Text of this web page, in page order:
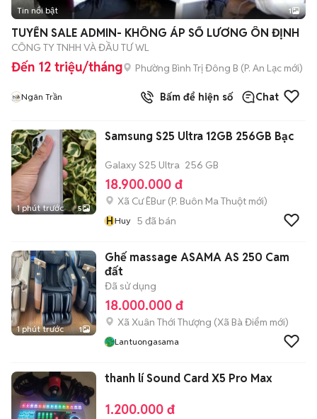
Tin nổi bật 1
TUYỂN SALE ADMIN- KHÔNG ÁP SỐ LƯƠNG ÔN ĐỊNH
CÔNG TY TNHH VÀ ĐẦU TƯ WL
Đến 12 triệu/tháng Phường Bình Trị Đông B (P. An Lạc mới)
Ngân Trần Bấm để hiện số Chat
1 phút trước 5
Samsung S25 Ultra 12GB 256GB Bạc
Galaxy S25 Ultra 256 GB
18.900.000 đ
Xã Cư ÊBur (P. Buôn Ma Thuột mới)
HHuy 5 đã bán
1 phút trước 1
Ghế massage ASAMA AS 250 Cam
đất
Đã sử dụng
18.000.000 đ
Xã Xuân Thới Thượng (Xã Bà Điểm mới)
Lantuongasama
thanh lí Sound Card X5 Pro Max
1.200.000 đ